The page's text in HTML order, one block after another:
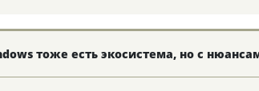
тоже есть экосистема, но с